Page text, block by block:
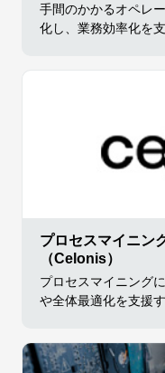
手間のかかるオペレ
化し、業務効率化を
プロセスマイニン
（Celonis）
プロセスマイニング
や全体最適化を支援